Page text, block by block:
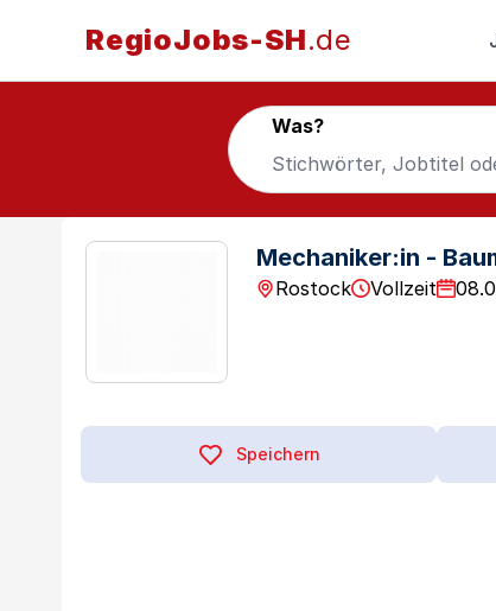
RegioJobs-SH.de
Was?
Mechaniker:in -
Rostock Vollzeit
Speichern